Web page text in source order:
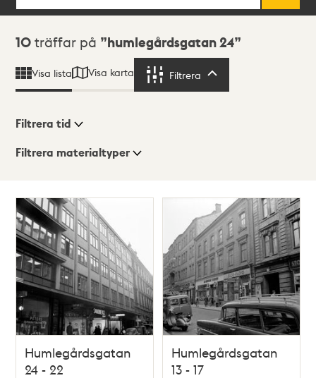
Sökresultat
10 träffar på humlegårdsgatan 24
Visa lista Visa karta Filtrera
Visningsläge
Lista
Karta
Filtrera tid
Filtrera materialtyper
träffar
Humlegårdsgatan
24 - 22
Humlegårdsgatan
13 - 17